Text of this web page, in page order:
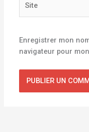
Enregistrer mon
navigateur pour